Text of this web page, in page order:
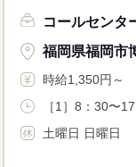
コールセンタ
福岡県福岡市
時給1,350円～
［1］8：30〜
土曜日 日曜日